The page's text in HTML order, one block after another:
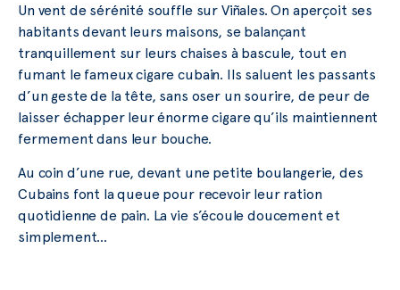
Un vent de sérénité souffle sur Viñales. On aperçoit ses
habitants devant leurs maisons, se balançant
tranquillement sur leurs chaises à bascule, tout en
fumant le fameux cigare cubain. Ils saluent les passants
d’un geste de la tête, sans oser un sourire, de peur de
laisser échapper leur énorme cigare qu’ils maintiennent
fermement dans leur bouche.
Au coin d’une rue, devant une petite boulangerie, des
Cubains font la queue pour recevoir leur ration
quotidienne de pain. La vie s’écoule doucement et
simplement…